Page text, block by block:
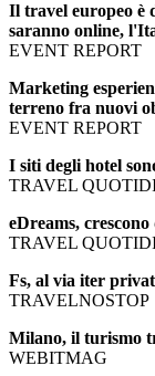
Il travel europeo è
saranno online,
EVENT REPORT
Marketing
terreno fra nuovi
EVENT REPORT
I siti degli hotel
TRAVEL
eDreams,
TRAVEL
Fs, al via iter
TRAVELNOSTOP
Milano, il turismo
WEBITMAG